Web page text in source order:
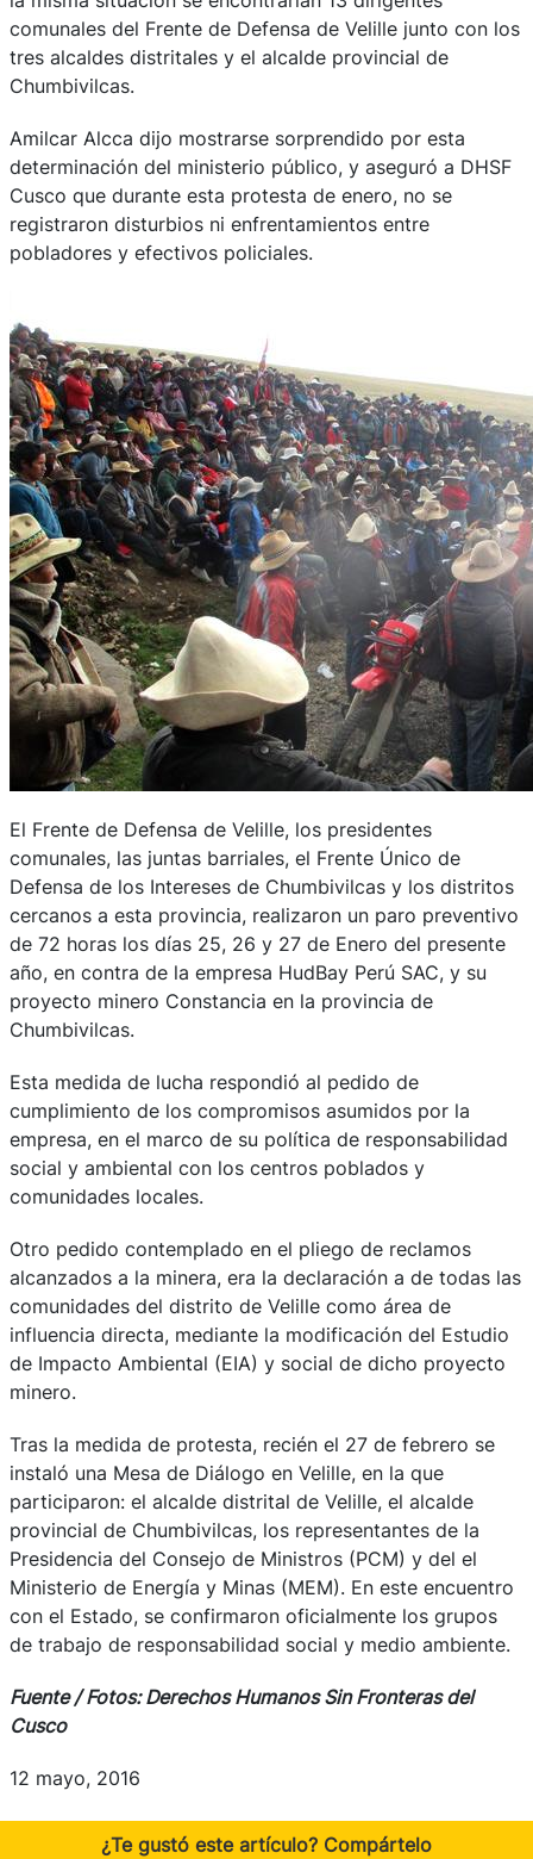
comunales del Frente de Defensa de Velille junto con los
tres alcaldes distritales y el alcalde provincial de
Chumbivilcas.
Amilcar Alcca dijo mostrarse sorprendido por esta
determinación del ministerio público, y aseguró a DHSF
Cusco que durante esta protesta de enero, no se
registraron disturbios ni enfrentamientos entre
pobladores y efectivos policiales.
El Frente de Defensa de Velille, los presidentes
comunales, las juntas barriales, el Frente Único de
Defensa de los Intereses de Chumbivilcas y los distritos
cercanos a esta provincia, realizaron un paro preventivo
de 72 horas los días 25, 26 y 27 de Enero del presente
año, en contra de la empresa HudBay Perú SAC, y su
proyecto minero Constancia en la provincia de
Chumbivilcas.
Esta medida de lucha respondió al pedido de
cumplimiento de los compromisos asumidos por la
empresa, en el marco de su política de responsabilidad
social y ambiental con los centros poblados y
comunidades locales.
Otro pedido contemplado en el pliego de reclamos
alcanzados a la minera, era la declaración a de todas las
comunidades del distrito de Velille como área de
influencia directa, mediante la modificación del Estudio
de Impacto Ambiental (EIA) y social de dicho proyecto
minero.
Tras la medida de protesta, recién el 27 de febrero se
instaló una Mesa de Diálogo en Velille, en la que
participaron: el alcalde distrital de Velille, el alcalde
provincial de Chumbivilcas, los representantes de la
Presidencia del Consejo de Ministros (PCM) y del el
Ministerio de Energía y Minas (MEM). En este encuentro
con el Estado, se confirmaron oficialmente los grupos
de trabajo de responsabilidad social y medio ambiente.
Fuente / Fotos: Derechos Humanos Sin Fronteras del
Cusco
12 mayo, 2016
¿Te gustó este artículo? Compártelo